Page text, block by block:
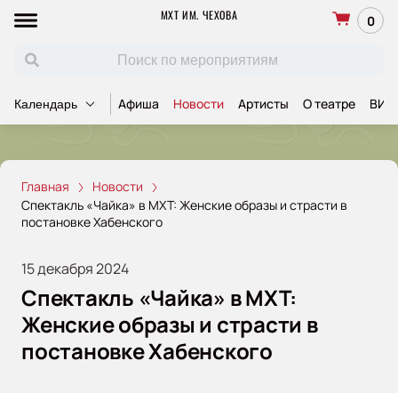
МХТ ИМ. ЧЕХОВА 0
Календарь Афиша Новости Артисты О театре ВИП
Главная
Новости
Спектакль «Чайка» в МХТ: Женские образы и страсти в
постановке Хабенского
15 декабря 2024
Спектакль «Чайка» в МХТ:
Женские образы и страсти в
постановке Хабенского